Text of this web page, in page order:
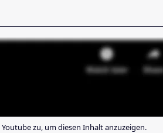
Youtubezu, um diesen Inhalt anzuzeigen.